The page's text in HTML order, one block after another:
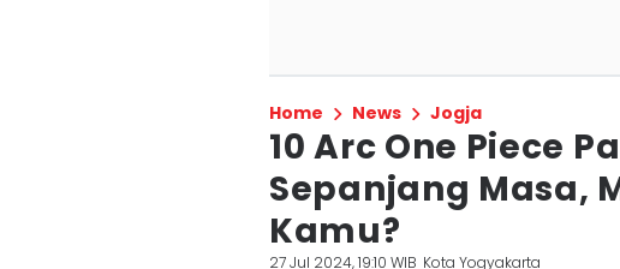
Home News Jogja
10 Arc One Piece
Sepanjang Masa,
Kamu?
27 Jul 2024, 19:10 WIB Kota Yogyakarta